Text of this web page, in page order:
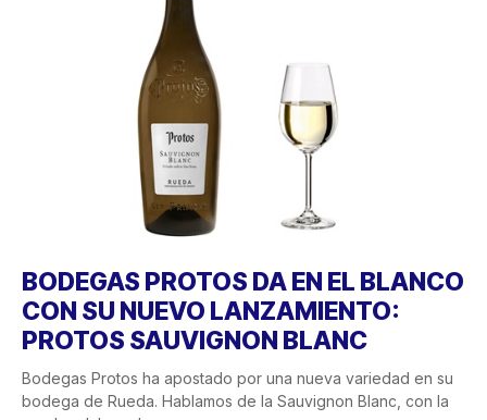
BODEGAS PROTOS DA EN EL BLANCO
CON SU NUEVO LANZAMIENTO:
PROTOS SAUVIGNON BLANC
Bodegas Protos ha apostado por una nueva variedad en su
bodega de Rueda. Hablamos de la Sauvignon Blanc, con la